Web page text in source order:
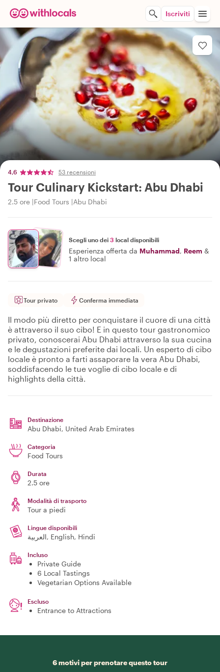
Iscriviti
4,6 53 recensioni
Tour Culinary Kickstart: Abu Dhabi
2.5 ore Food Tours Abu Dhabi
Scegli uno dei 3 local disponibili
Esperienza offerta da Muhammad, Reem &
1 altro local
Tour privato Conferma immediata
Il modo più diretto per conquistare il cuore di una città
è attraverso il suo cibo! E in questo tour gastronomico
privato, conoscerai Abu Dhabi attraverso la sua cucina
e le degustazioni preferite dai locali. Un esperto di cibo
locale è pronto a farti assaporare la vera Abu Dhabi,
soddisfacendo le tue voglie di cibo locale e di
highlights della città.
Destinazione
Abu Dhabi, United Arab Emirates
Categoria
Food Tours
Durata
2.5 ore
Modalità di trasporto
Tour a piedi
Lingue disponibili
العربية, English, Hindi
Incluso
Private Guide
6 Local Tastings
Vegetarian Options Available
Escluso
Entrance to Attractions
6 motivi per prenotare questo tour